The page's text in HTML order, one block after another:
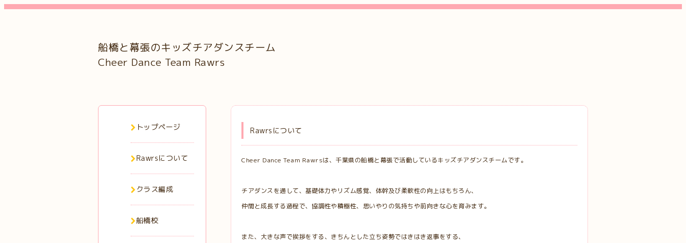
船橋と幕張のキッズチアダンスチーム
Cheer Dance Team Rawrs
Rawrsについて
Cheer Dance Team Rawrsは、千葉県の船橋と幕張で活動しているキッズチアダンスチームです。
チアダンスを通して、基礎体力やリズム感覚、体幹及び柔軟性の向上はもちろん、
仲間と成長する過程で、協調性や積極性、思いやりの気持ちや前向きな心を育みます。
また、大きな声で挨拶をする、きちんとした立ち姿勢ではきはき返事をする、
トップページ
Rawrsについて
クラス編成
船橋校